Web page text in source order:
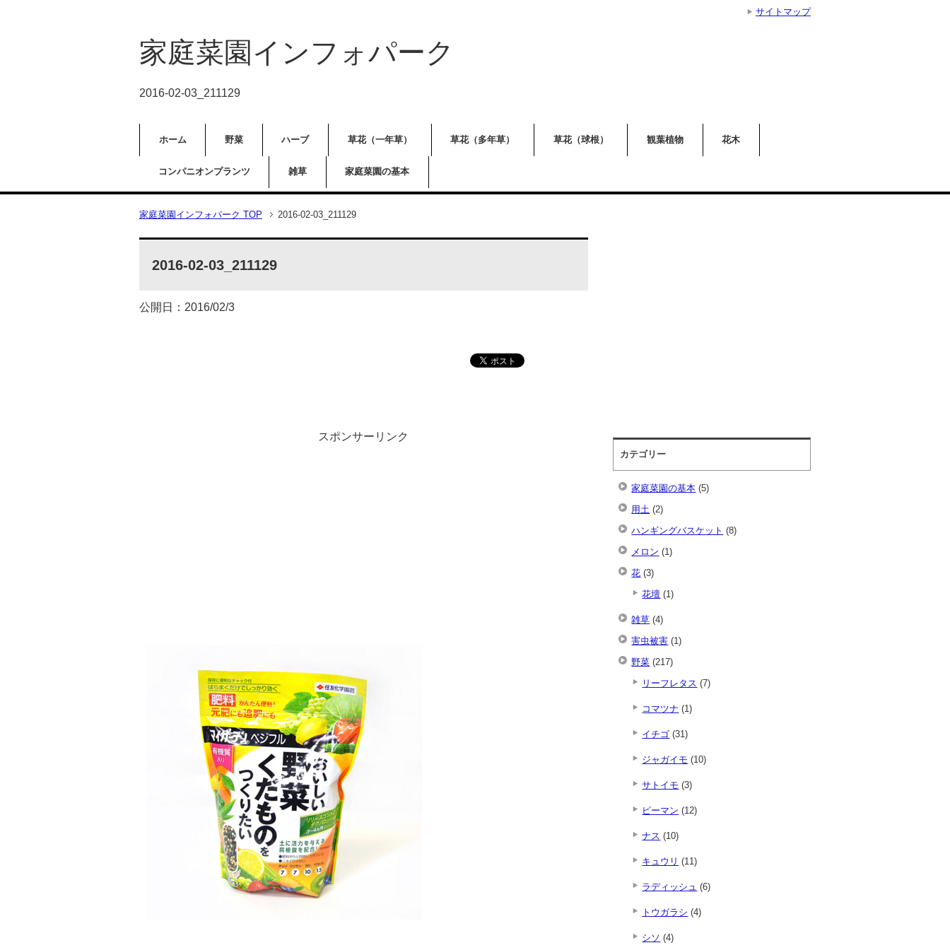
家庭菜園インフォパーク
2016-02-03_211129
ホーム 野菜 ハーブ 草花（一年草） 草花（多年草） 草花（球根） 観葉植物 花木
コンパニオンプランツ 雑草 家庭菜園の基本
家庭菜園インフォパーク TOP 2016-02-03_211129
2016-02-03_211129
公開日：2016/02/3
スポンサーリンク
カテゴリー
家庭菜園の基本 (5)
用土 (2)
ハンギングバスケット (8)
メロン (1)
花 (3)
花壇 (1)
雑草 (4)
害虫被害 (1)
野菜 (217)
リーフレタス (7)
コマツナ (1)
イチゴ (31)
ジャガイモ (10)
サトイモ (3)
ピーマン (12)
ナス (10)
キュウリ (11)
ラディッシュ (6)
トウガラシ (4)
シソ (4)
サイトマップ